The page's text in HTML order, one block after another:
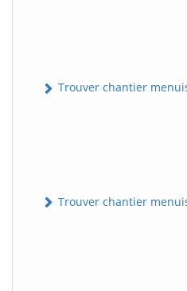
Trouver chantier
Trouver chantier